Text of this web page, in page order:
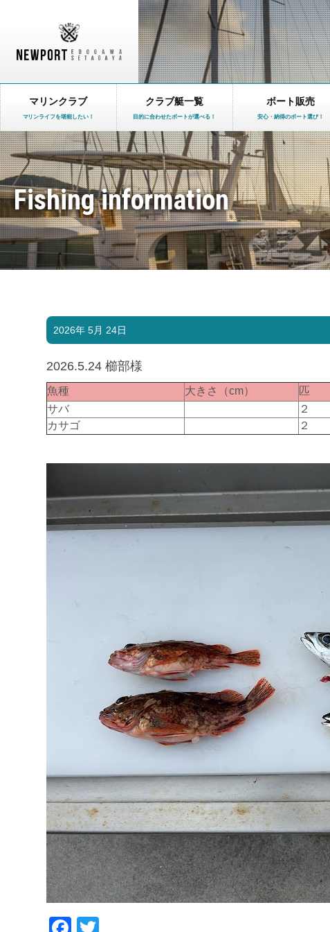
マリンクラブ
マリンライフを堪能したい！
クラブ艇一覧
目的に合わせたボートが選べる！
ボート販売
安心・納得のボート選び！
Fishing information
2026年 5月 24日
2026.5.24 櫛部様
魚種 大きさ（cm） 匹
サバ
２
カサゴ
２